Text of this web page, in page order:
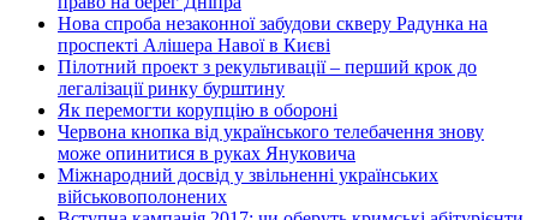
Нова спроба незаконної забудови скверу Радунка на
проспекті Алішера Навої в Києві
Пілотний проект з рекультивації – перший крок до
легалізації ринку бурштину
Як перемогти корупцію в обороні
Червона кнопка від українського телебачення знову
може опинитися в руках Януковича
Міжнародний досвід у звільненні українських
військовополонених